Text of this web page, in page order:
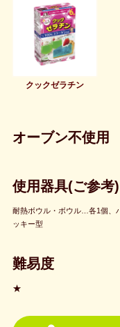
クックゼラチン
オーブン不使用
使用器具(ご参考)
耐熱ボウル・ボウル…各1個、
ッキー型
難易度
★